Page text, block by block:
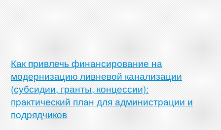
Как привлечь финансирование на
модернизацию ливневой канализации
(субсидии, гранты, концессии):
практический план для администрации и
подрядчиков